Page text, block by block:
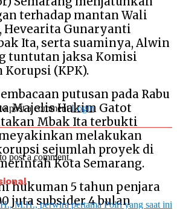
terhadap mantan Wali
Hevearita Gunaryanti
Ita, serta suaminya, Alwin
tuntutan jaksa Komisi
Korupsi (KPK).
putusan pada Rabu
Majelis Hakim Gatot
Mbak Ita terbukti
meyakinkan melakukan
sejumlah proyek di
Kota Semarang.
hukuman 5 tahun penjara
juta subsider 4 bulan
post a commentLogin
post a comment.